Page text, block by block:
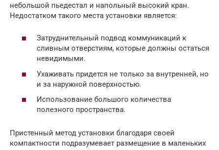
небольшой пьедестал и напольный высокий кран.
Недостатком такого места установки является:
Затруднительный подвод коммуникаций к
сливным отверстиям, которые должны остаться
невидимыми.
Ухаживать придется не только за внутренней, но
и за наружной поверхностью.
Использование большого количества
полезного пространства.
Пристенный метод установки благодаря своей
компактности подразумевает размещение в маленьких